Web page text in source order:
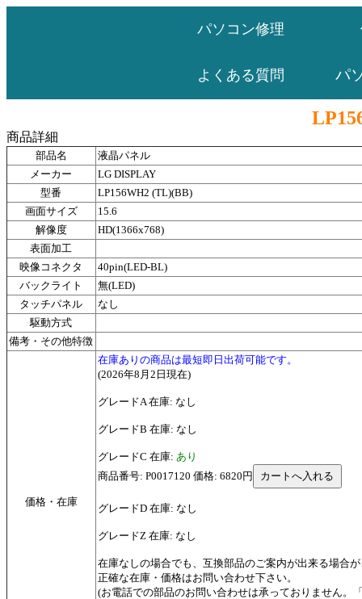
パソコン修理
よくある質問 パ
商品詳細
部品名
液晶パネル
メーカー
LG DISPLAY
型番
LP156WH2 (TL)(BB)
画面サイズ
15.6
解像度
HD(1366x768)
表面加工
映像コネクタ
40pin(LED-BL)
バックライト
無(LED)
タッチパネル
なし
駆動方式
備考・その他特徴
価格・在庫
在庫ありの商品は最短即日出荷可能です。
(2026年8月2日現在)
グレードA 在庫: なし
グレードB 在庫: なし
グレードC 在庫: あり
商品番号: P0017120 価格: 6820円
グレードD 在庫: なし
グレードZ 在庫: なし
在庫なしの場合でも、互換部品のご案内が出来る場合
正確な在庫・価格はお問い合わせ下さい。
(お電話での部品のお問い合わせは承っておりません。